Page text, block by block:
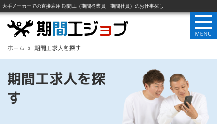
ホーム 期間工求人を探す
期間工求人を探
す